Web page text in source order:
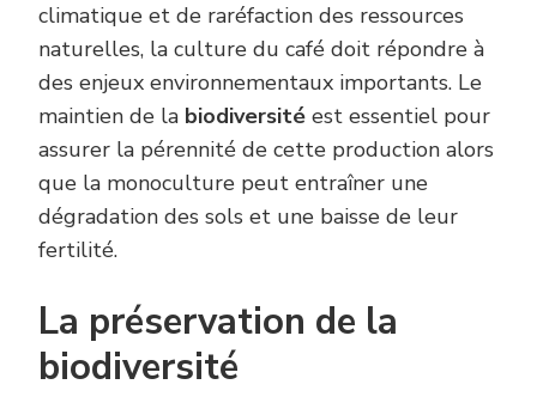
climatique et de raréfaction des ressources
naturelles, la culture du café doit répondre à
des enjeux environnementaux importants. Le
maintien de la biodiversité est essentiel pour
assurer la pérennité de cette production alors
que la monoculture peut entraîner une
dégradation des sols et une baisse de leur
fertilité.
La préservation de la
biodiversité